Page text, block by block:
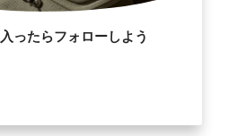
ったらフォローしよう